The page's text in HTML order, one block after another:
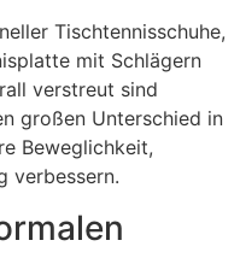
großen Unterschied in
Beweglichkeit,
verbessern.